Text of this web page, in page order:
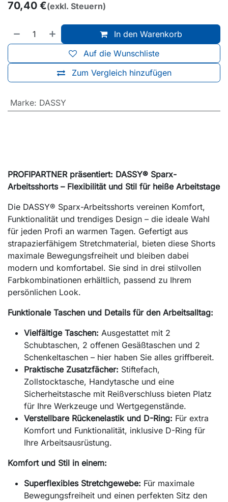
70,40 €(exkl. Steuern)
In den Warenkorb
Zum Vergleich hinzufügen
Auf die Wunschliste
Marke: DASSY
PROFIPARTNER präsentiert: DASSY® Sparx-
Arbeitsshorts – Flexibilität und Stil für heiße Arbeitstage
Die DASSY® Sparx-Arbeitsshorts vereinen Komfort,
Funktionalität und trendiges Design – die ideale Wahl
für jeden Profi an warmen Tagen. Gefertigt aus
strapazierfähigem Stretchmaterial, bieten diese Shorts
maximale Bewegungsfreiheit und bleiben dabei
modern und komfortabel. Sie sind in drei stilvollen
Farbkombinationen erhältlich, passend zu Ihrem
persönlichen Look.
Funktionale Taschen und Details für den Arbeitsalltag:
Vielfältige Taschen: Ausgestattet mit 2
Schubtaschen, 2 offenen Gesäßtaschen und 2
Schenkeltaschen – hier haben Sie alles griffbereit.
Praktische Zusatzfächer: Stiftefach,
Zollstocktasche, Handytasche und eine
Sicherheitstasche mit Reißverschluss bieten Platz
für Ihre Werkzeuge und Wertgegenstände.
Verstellbare Rückenelastik und D-Ring: Für extra
Komfort und Funktionalität, inklusive D-Ring für
Ihre Arbeitsausrüstung.
Komfort und Stil in einem:
Superflexibles Stretchgewebe: Für maximale
Bewegungsfreiheit und einen perfekten Sitz den